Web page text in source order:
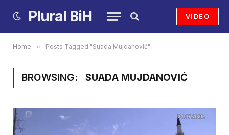
Plural BiH VIDEO
Home » Posts Tagged "Suada Mujdanović"
BROWSING: SUADA MUJDANOVIĆ